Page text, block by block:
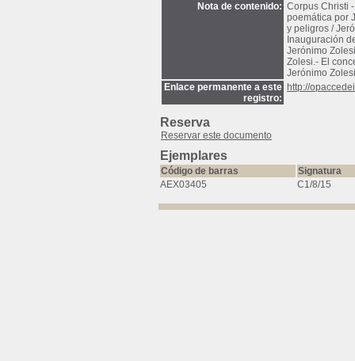
Nota de contenido: Corpus Christi
poemática por
y peligros /
Inauguración
Jerónimo
Zolesi.- El
Jerónimo
Enlace permanente a este
registro:
http://
Reserva
Reservar este documento
Ejemplares
Código de barras
Signatura
AEX03405
C1/8/15